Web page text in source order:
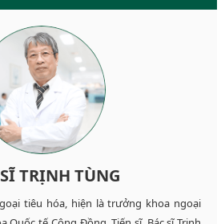
TRỊNH TÙNG
tiêu hóa, hiện là trưởng khoa ngoại